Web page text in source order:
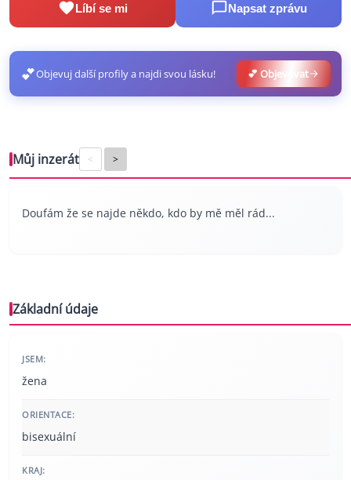
Líbí se mi Napsat zprávu
💕Objevuj další profily a najdi svou lásku! 💕 Objevovat
Můj inzerát < >
Doufám že se najde někdo, kdo by mě měl rád...
Základní údaje
JSEM:
žena
ORIENTACE:
bisexuální
KRAJ: